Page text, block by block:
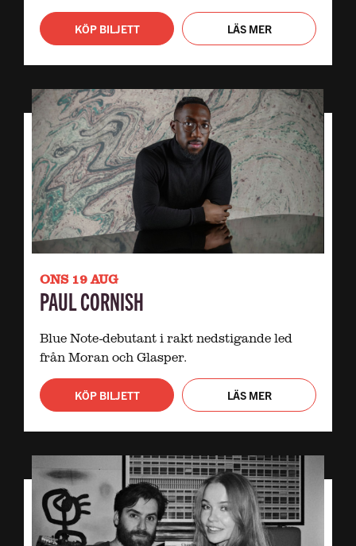
KÖP BILJETT LÄS MER
ONS 19 AUG
PAUL CORNISH
Blue Note-debutant i rakt nedstigande led
från Moran och Glasper.
KÖP BILJETT LÄS MER